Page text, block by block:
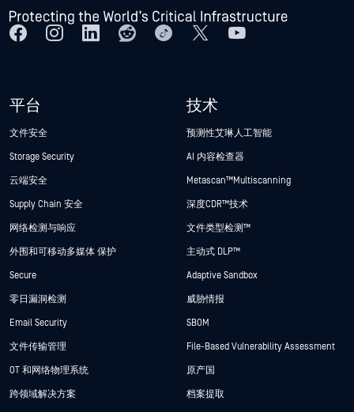
平台
文件安全
Storage Security
云端安全
Supply Chain 安全
网络检测与响应
外围和可移动多媒体 保护
Secure
零日漏洞检测
Email Security
文件传输管理
OT 和网络物理系统
跨领域解决方案
技术
预测性艾琳人工智能
AI 内容检查器
Metascan™ Multiscanning
深度CDR™技术
文件类型检测™
主动式 DLP™
Adaptive Sandbox
威胁情报
SBOM
File-Based Vulnerability Assessment
原产国
档案提取